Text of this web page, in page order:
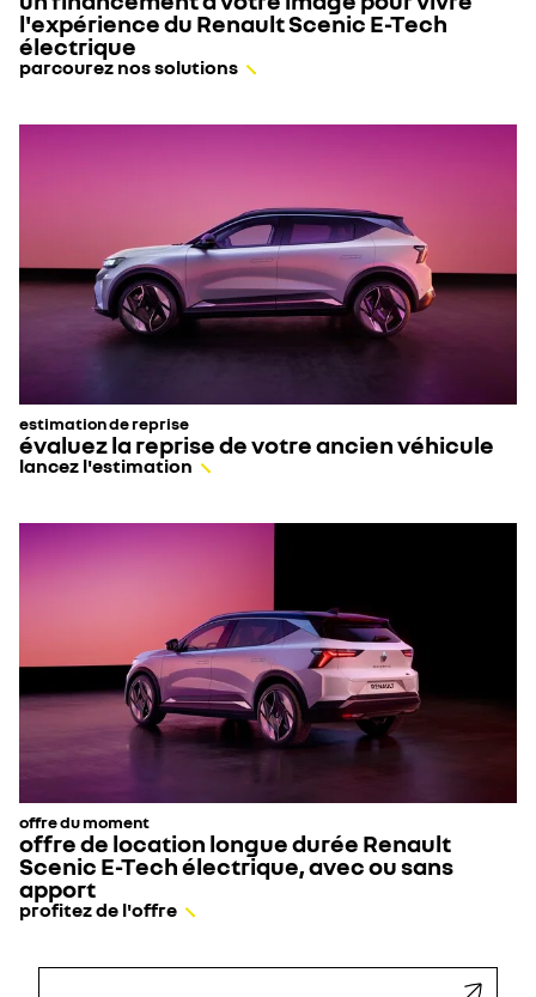
ou
triphasé)
Contactez
votre
concessionnaire
pour
non
l'expérience du Renault Scenic E-Tech
électrique
parcourez nos solutions
estimation de reprise
évaluez la reprise de votre ancien véhicule
lancez l'estimation
offre du moment
offre de location longue durée Renault
Scenic E-Tech électrique, avec ou sans
apport
profitez de l'offre